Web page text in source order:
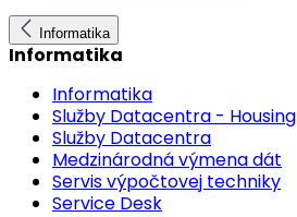
Informatika
Informatika
Informatika
Služby Datacentra - Housing
Služby Datacentra
Medzinárodná výmena dát
Servis výpočtovej techniky
Service Desk